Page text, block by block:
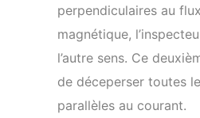
perpendiculaires au
magnétique,
l’autre sens. Ce
de déceperser toutes
parallèles au courant.